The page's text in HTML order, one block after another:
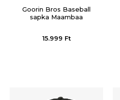
Goorin Bros Baseball
sapka Maambaa
15.999 Ft